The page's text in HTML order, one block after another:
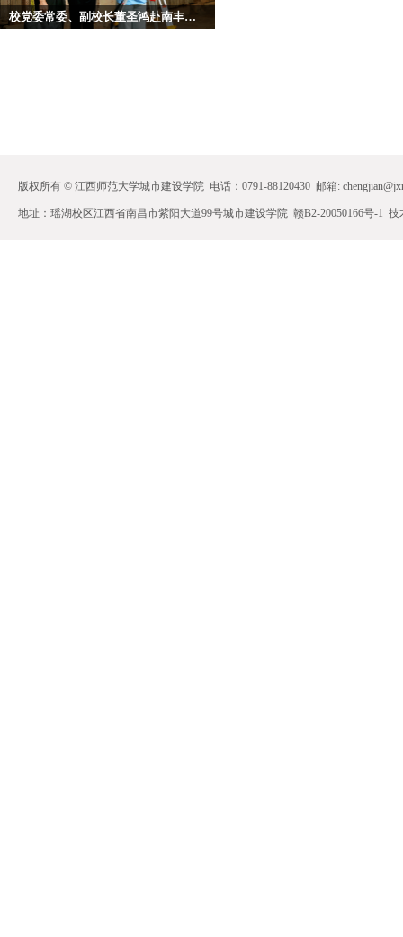
校党委常委、副校长董圣鸿赴南丰看望慰问 城市建设学院暑期“三下乡”社会实践队
版权所有 © 江西师范大学城市建设学院 电话：0791-88120430 邮箱:
地址：瑶湖校区江西省南昌市紫阳大道99号城市建设学院 赣B2-20050166号-1 技